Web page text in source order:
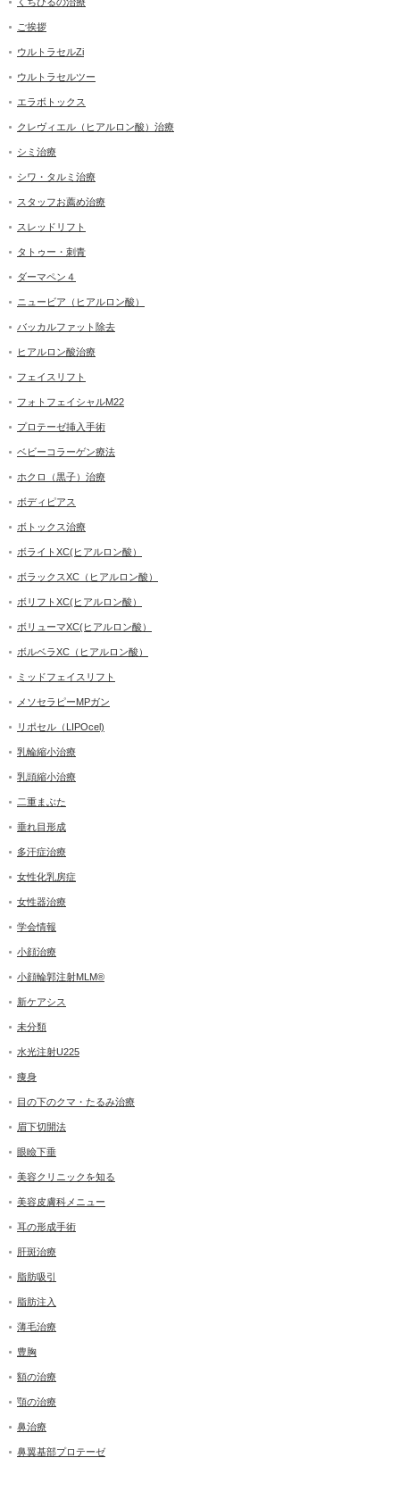
くちびるの治療
ご挨拶
ウルトラセルZi
ウルトラセルツー
エラボトックス
クレヴィエル（ヒアルロン酸）治療
シミ治療
シワ・タルミ治療
スタッフお薦め治療
スレッドリフト
タトゥー・刺青
ダーマペン４
ニュービア（ヒアルロン酸）
バッカルファット除去
ヒアルロン酸治療
フェイスリフト
フォトフェイシャルM22
プロテーゼ挿入手術
ベビーコラーゲン療法
ホクロ（黒子）治療
ボディピアス
ボトックス治療
ボライトXC(ヒアルロン酸）
ボラックスXC（ヒアルロン酸）
ボリフトXC(ヒアルロン酸）
ボリューマXC(ヒアルロン酸）
ボルベラXC（ヒアルロン酸）
ミッドフェイスリフト
メソセラピーMPガン
リポセル（LIPOcel)
乳輪縮小治療
乳頭縮小治療
二重まぶた
垂れ目形成
多汗症治療
女性化乳房症
女性器治療
学会情報
小顔治療
小顔輪郭注射MLM®
新ケアシス
未分類
水光注射U225
痩身
目の下のクマ・たるみ治療
眉下切開法
眼瞼下垂
美容クリニックを知る
美容皮膚科メニュー
耳の形成手術
肝斑治療
脂肪吸引
脂肪注入
薄毛治療
豊胸
額の治療
顎の治療
鼻治療
鼻翼基部プロテーゼ